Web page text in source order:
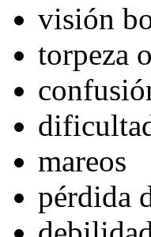
visión
torpeza
mareos
pérdida